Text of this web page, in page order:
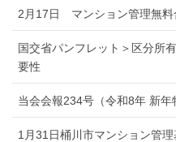
2月17日 マンション管理無料
国交省パンフレット＞区分所
要性
当会会報234号（令和8年 新年
1月31日桶川市マンション管